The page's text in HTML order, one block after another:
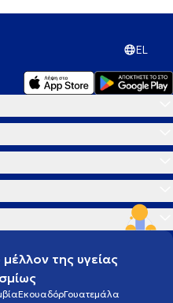
EL
της υγείας
ΕκουαδόρΓουατεμάλα